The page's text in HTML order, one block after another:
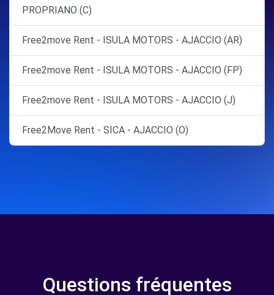
PROPRIANO (C)
Free2move Rent - ISULA MOTORS - AJACCIO (AR)
Free2move Rent - ISULA MOTORS - AJACCIO (FP)
Free2move Rent - ISULA MOTORS - AJACCIO (J)
Free2Move Rent - SICA - AJACCIO (O)
Questions fréquentes